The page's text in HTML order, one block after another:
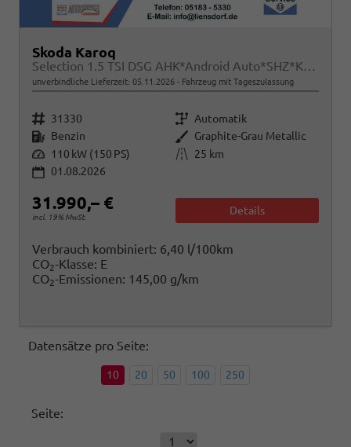
Skoda Karoq
Selection 1.5 TSI DSG AHK*Android Auto*SHZ*Kamera*Keyless*PDC v/h*Klimaauto*SUNSET*LED
unverbindliche Lieferzeit: 05.11.2026 Fahrzeug mit Tageszulassung
Fahrzeugnr. 31330 Getriebe Automatik
Kraftstoff Benzin Außenfarbe Graphite-Grau Metallic
Leistung 110 kW (150 PS) Kilometerstand
25 km
01.08.2026
31.990,– €
incl. 19% MwSt.
Details
Verbrauch kombiniert: 6,40 l/100km
CO2-Klasse: E
CO2-Emissionen: 145,00 g/km
Datensätze pro Seite:
10 20 50 100 250
Seite: